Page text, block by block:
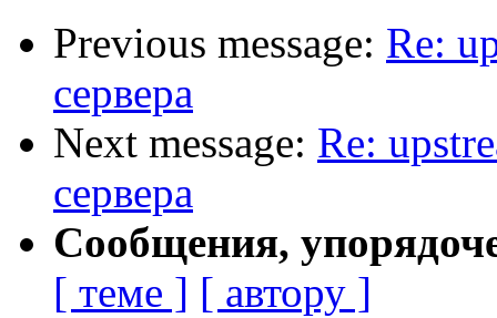
Previous message: Re:
сервера
Next message: Re:
сервера
Сообщения,
[ теме ] [ автору ]